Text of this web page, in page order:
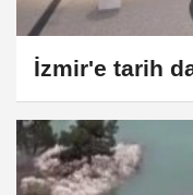
İzmir'e tarih